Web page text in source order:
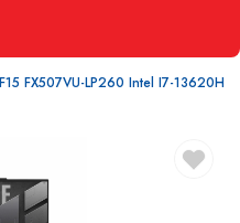
FX507VU-LP260 Intel I7-13620H